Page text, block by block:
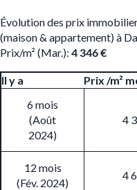
Évolution des prix
(maison & appartement) à
Prix/m² (Mar.): 4 346 €
Il y a Prix /m²
6 mois
(Août
2024)
4
12 mois
(Fév. 2024)
4